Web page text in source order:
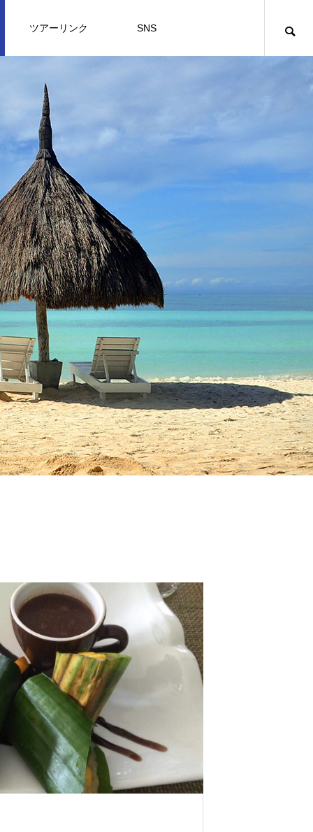
ツアーリンク SNS
know about
01
知ってほしいフィリピンという国
オーガニック
オーガニックフード＆コスメ１
料理
フィリピンフードってどんな味？ その
歴史を紐解きます
メな自分も含めて認めて仕切り直し
す
2024.03.20
ロナ後のフィリピン留学は皆の夢を
える場所？
2021.02.09
いやりの心
2024.04.07
ロナ禍にぴったりのリセットマイン
2021.07.23
いやりの心
2024.04.07
阪万博に出展するのですが、、、、
2024.03.24
な島ボラカイ島はもちろん「あ
たとならもっと楽しい」
2022.10.30
ナブさんが先取りしたフィリピン留
は本当に将来役に立つのか？
2021.08.08